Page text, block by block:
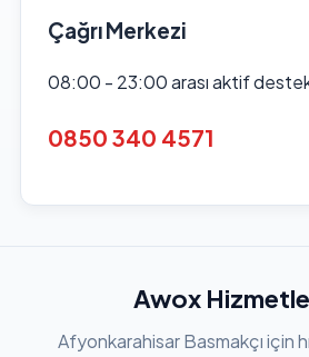
Çağrı Merkezi
08:00 - 23:00 arası aktif
0850 340 4571
Awox
Afyonkarahisar Basmakçı için